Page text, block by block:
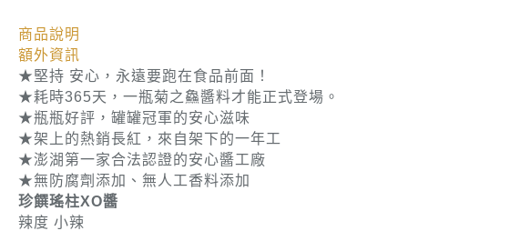
商品說明
額外資訊
★堅持 安心，永遠要跑在食品前面！
★耗時365天，一瓶菊之鱻醬料才能正式登場。
★瓶瓶好評，罐罐冠軍的安心滋味
★架上的熱銷長紅，來自架下的一年工
★澎湖第一家合法認證的安心醬工廠
★無防腐劑添加、無人工香料添加
珍饌瑤柱XO醬
辣度 小辣